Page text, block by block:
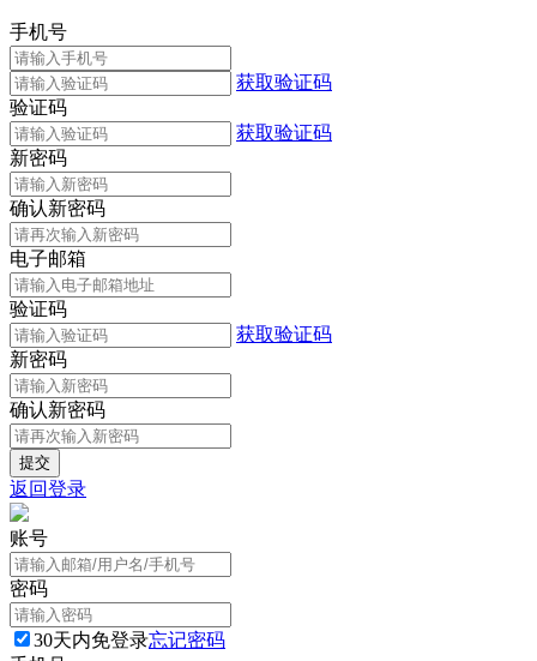
手机号
获取验证码
验证码
获取验证码
新密码
确认新密码
电子邮箱
验证码
获取验证码
新密码
确认新密码
返回登录
账号
密码
30天内免登录忘记密码